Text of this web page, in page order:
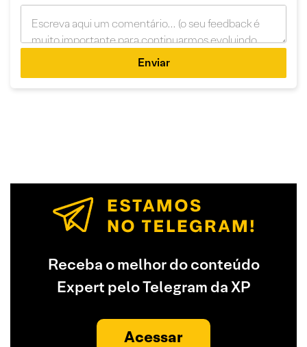
Enviar
Receba o melhor do conteúdo
Expert pelo Telegram da XP
Acessar